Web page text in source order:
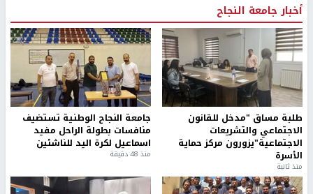
أخبار جامعة النجاح
طلبة مساق "مدخل للقانون
الاجتماعي والتشريعات
الاجتماعية"يزورون مركز حماية
الأسرة
منذ ثانية
جامعة النجاح الوطنية تستضيف
منافسات بطولة الراحل مفيد
اسماعيل لكرة اليد للناشئين
منذ 48 دقيقة